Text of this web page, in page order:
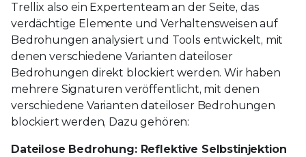
Trellix also ein Expertenteam an der Seite, das
verdächtige Elemente und Verhaltensweisen auf
Bedrohungen analysiert und Tools entwickelt, mit
denen verschiedene Varianten dateiloser
Bedrohungen direkt blockiert werden. Wir haben
mehrere Signaturen veröffentlicht, mit denen
verschiedene Varianten dateiloser Bedrohungen
blockiert werden, Dazu gehören:
Dateilose Bedrohung: Reflektive Selbstinjektion